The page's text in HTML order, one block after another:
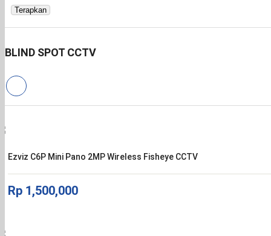
Terapkan
BLIND SPOT CCTV
Ezviz C6P Mini Pano 2MP Wireless Fisheye CCTV
Rp 1,500,000